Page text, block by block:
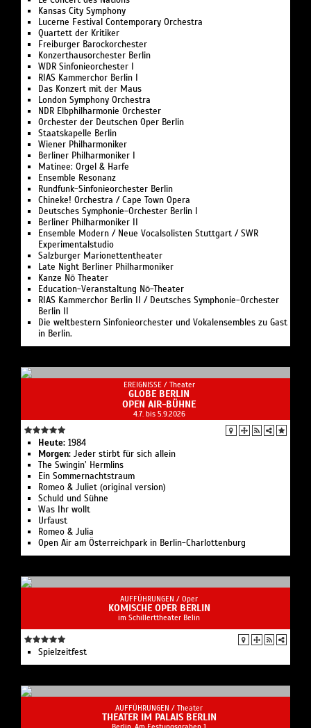
Kansas City Symphony
Lucerne Festival Contemporary Orchestra
Quartett der Kritiker
Freiburger Barockorchester
Konzerthausorchester Berlin
WDR Sinfonieorchester I
RIAS Kammerchor Berlin I
Das Konzert mit der Maus
London Symphony Orchestra
NDR Elbphilharmonie Orchester
Orchester der Deutschen Oper Berlin
Staatskapelle Berlin
Wiener Philharmoniker
Berliner Philharmoniker I
Matinee: Orgel & Harfe
Ensemble Resonanz
Rundfunk-Sinfonieorchester Berlin
Chineke! Orchestra / Cape Town Opera
Deutsches Symphonie-Orchester Berlin I
Berliner Philharmoniker II
Ensemble Modern / Neue Vocalsolisten Stuttgart / SWR
Experimentalstudio
Salzburger Marionettentheater
Late Night Berliner Philharmoniker
Kanze Nō Theater
Education-Veranstaltung Nō-Theater
RIAS Kammerchor Berlin II / Deutsches Symphonie-Orchester
Berlin II
Die weltbestern Sinfonieorchester und Vokalensembles zu Gast
in Berlin.
EREIGNISSE / Theater
GLOBE BERLIN
OPEN AIR-BÜHNE
4.7. bis 5.9.2026
Heute: 1984
Morgen: Jeder stirbt für sich allein
The Swingin’ Hermlins
Ein Sommernachtstraum
Romeo & Juliet (original version)
Schuld und Sühne
Was Ihr wollt
Urfaust
Romeo & Julia
Open Air am Österreichpark in Berlin-Charlottenburg
AUFFÜHRUNGEN / Oper
KOMISCHE OPER BERLIN
im Schillerttheater Belin
Spielzeit­fest
AUFFÜHRUNGEN / Theater
THEATER IM PALAIS BERLIN